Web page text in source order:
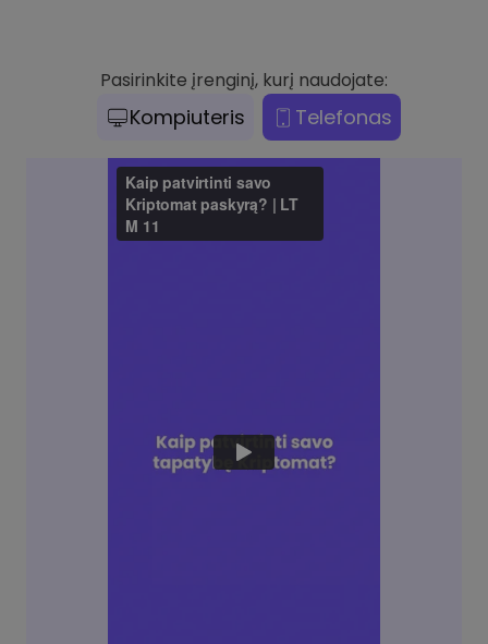
Pasirinkite įrenginį, kurį naudojate:
Kompiuteris Telefonas